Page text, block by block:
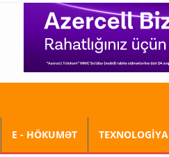
E - HÖKUMƏT TEXNOLOGİYA